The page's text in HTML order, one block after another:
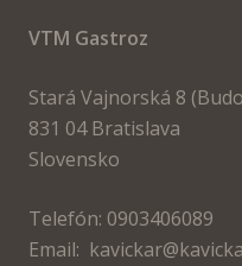
VTM Gastroz
Stará Vajnorská 8
831 04 Bratislava
Slovensko
Telefón: 0903406089
Email: